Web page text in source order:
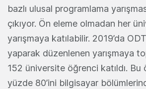
bazlı ulusal programlama
çıkıyor. Ön eleme olmadan her
yarışmaya katılabilir. 2019’da
yaparak düzenlenen yarışmaya
152 üniversite öğrenci katıldı. Bu
yüzde 80’ini bilgisayar